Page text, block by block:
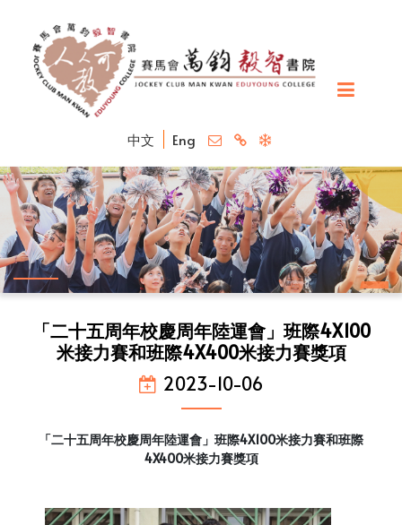
中文 Eng
「二十五周年校慶周年陸運會」班際4X100
米接力賽和班際4X400米接力賽獎項
2023-10-06
「二十五周年校慶周年陸運會」班際4X100米接力賽和班際
4X400米接力賽獎項